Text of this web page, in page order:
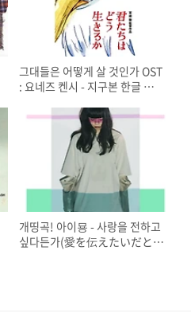
그대들은 어떻게 살 것인가 OST
: 요네즈 켄시 - 지구본 한글 가
개띵곡! 아이묭 - 사랑을 전하고
싶다든가(愛を伝えたいだと